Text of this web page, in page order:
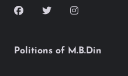
Politions of M.B.Din